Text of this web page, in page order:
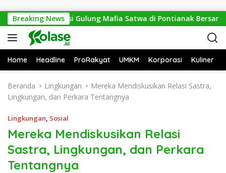
Breaking News
Polisi Gulung Mafia Satwa di Pontianak Bersama
Home Headline ProRakyat UMKM Korporasi Kuliner
Beranda Lingkungan
Mereka Mendiskusikan Relasi Sastra,
Lingkungan, dan Perkara Tentangnya
Lingkungan, Sosial
Mereka Mendiskusikan Relasi
Sastra, Lingkungan, dan Perkara
Tentangnya